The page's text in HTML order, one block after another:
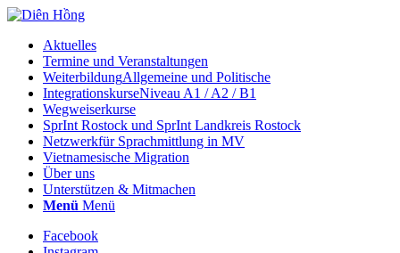
Aktuelles
Termine und Veranstaltungen
WeiterbildungAllgemeine und Politische
IntegrationskurseNiveau A1 / A2 / B1
Wegweiserkurse
SprInt Rostock und SprInt Landkreis Rostock
Netzwerkfür Sprachmittlung in MV
Vietnamesische Migration
Über uns
Unterstützen & Mitmachen
Menü Menü
Facebook